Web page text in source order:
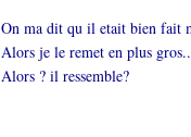
On ma dit qu il etait bien fait
Alors je le remet en plus
Alors ? il ressemble?